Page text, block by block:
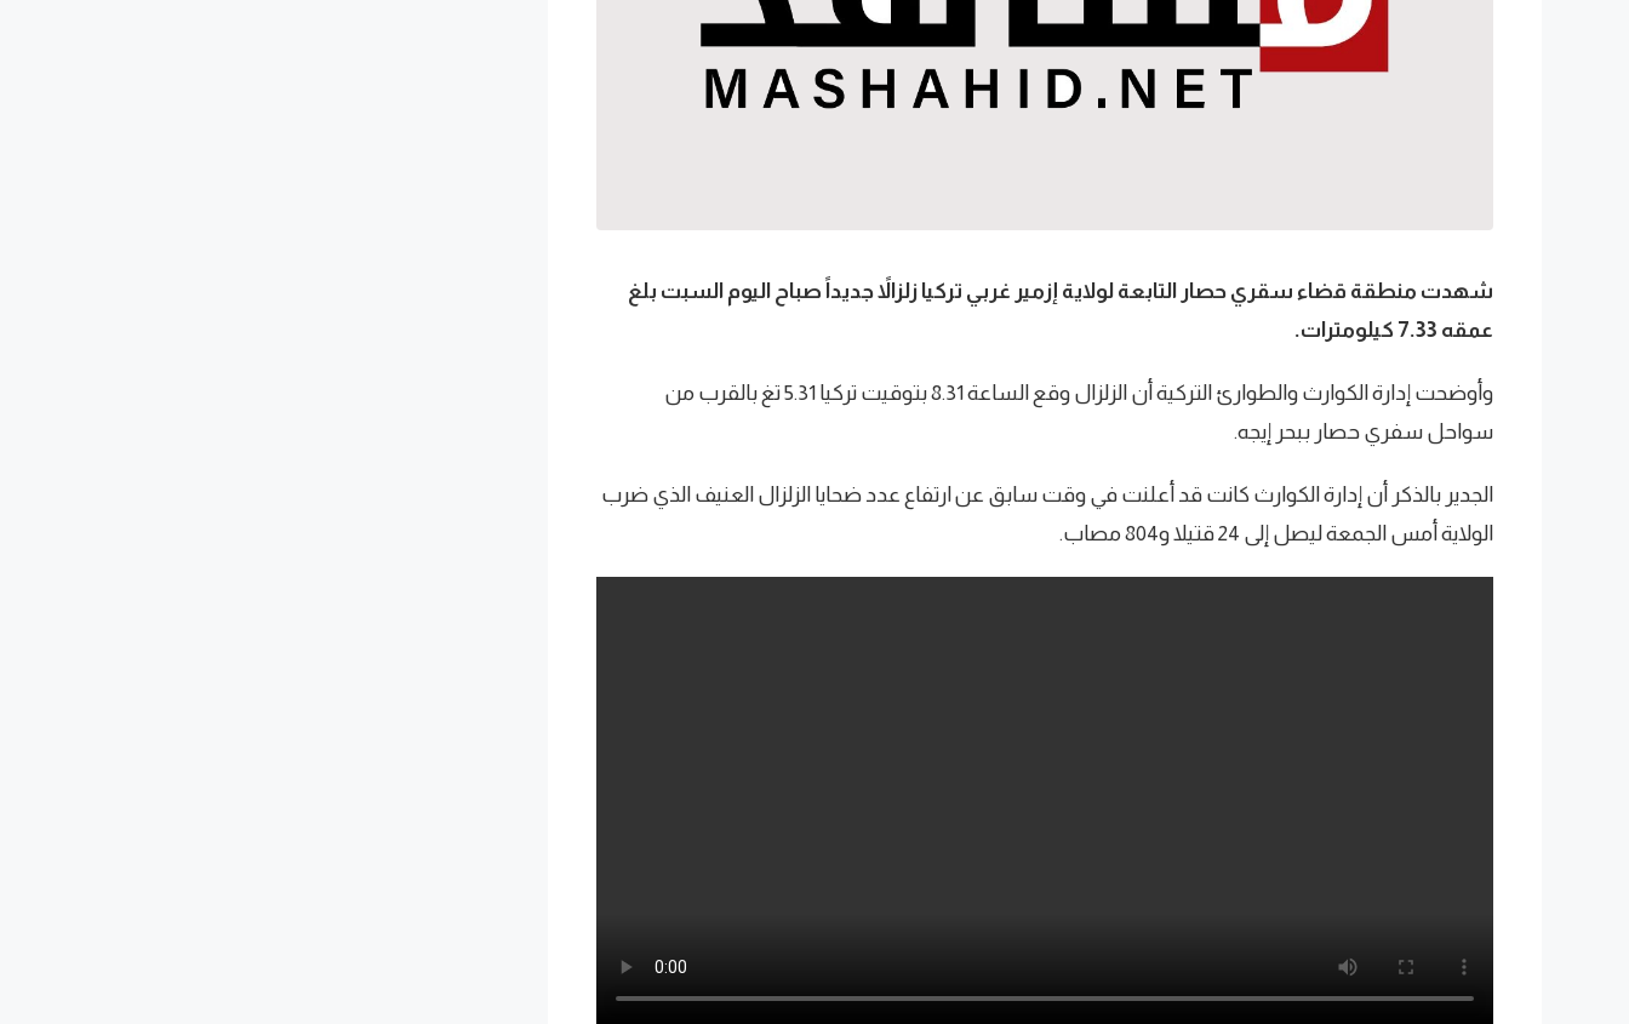
شهدت منطقة قضاء سقري حصار التابعة لولاية إزمير غربي تركيا زلزالاً جديداً صباح اليوم السبت بلغ
عمقه 7.33 كيلومترات.
وأوضحت إدارة الكوارث والطوارئ التركية أن الزلزال وقع الساعة 8.31 بتوقيت تركيا 5.31 تغ بالقرب من
سواحل سفري حصار ببحر إيجه.
الجدير بالذكر أن إدارة الكوارث كانت قد أعلنت في وقت سابق عن ارتفاع عدد ضحايا الزلزال العنيف الذي ضرب
الولاية أمس الجمعة ليصل إلى 24 قتيلا و804 مصاب.